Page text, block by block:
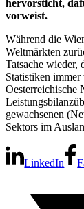
hervorsticht,
vorweist.
Während die
Weltmärkten
Tatsache wieder,
Statistiken
Oesterreichische
gewachsenen
Sektors im
LinkedIn